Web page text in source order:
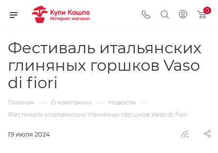
0
Фестиваль итальянских
глиняных горшков Vaso
di fiori
Главная — О компании — Новости —
Фестиваль итальянских глиняных горшков Vaso di fiori
19 июля 2024